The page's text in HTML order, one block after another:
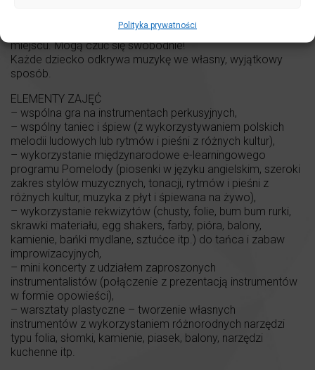
Polityka prywatności
Nie oczekujemy, że dzieci podczas zajęć będą siedzieć w
miejscu. Mogą czuć się swobodnie!
Każde dziecko odkrywa muzykę we własny, wyjątkowy
sposób.
ELEMENTY ZAJĘĆ
– wspólna gra na instrumentach perkusyjnych,
– wspólny taniec i śpiew (z wykorzystywaniem polskich
melodii ludowych lub rytmów i pieśni z różnych kultur),
– wykorzystanie międzynarodowe e-learningowego
programu Pomelody (piosenki w języku angielskim, szeroki
zakres stylów muzycznych, tonacji, rytmów i pieśni z
różnych kultur, muzyka z płyt i śpiewana na żywo),
– wykorzystanie rekwizytów (chusty, folie, bum bum rurki,
skrawki materiału, egg shakers, farby, pióra, balony,
kamienie, bańki mydlane, sztućce itp.) do tańca i zabaw
improwizacyjnych,
– mini koncerty z udziałem zaproszonych
instrumentalistów (połączenie z prezentacją instrumentów
w formie opowieści),
– warsztaty plastyczne – tworzenie własnych
instrumentów z wykorzystaniem różnorodnych narzędzi
typu folia, słomki, kamienie, piasek, balony, narzędzi
kuchenne itp.